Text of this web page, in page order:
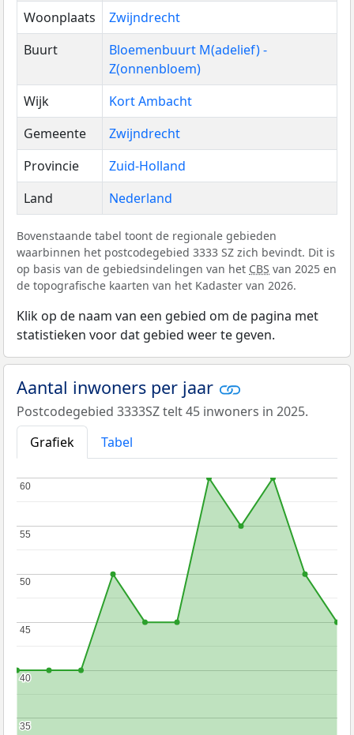
Woonplaats
Zwijndrecht
Buurt
Bloemenbuurt M(adelief) -
Z(onnenbloem)
Wijk
Kort Ambacht
Gemeente
Zwijndrecht
Provincie
Zuid-Holland
Land
Nederland
Bovenstaande tabel toont de regionale gebieden
waarbinnen het postcodegebied 3333 SZ zich bevindt. Dit is
op basis van de gebiedsindelingen van het CBS van 2025 en
de topografische kaarten van het Kadaster van 2026.
Klik op de naam van een gebied om de pagina met
statistieken voor dat gebied weer te geven.
Aantal inwoners per jaar
Postcodegebied 3333SZ telt 45 inwoners in 2025.
Grafiek
Tabel
35
35
40
40
45
45
50
50
55
55
60
60